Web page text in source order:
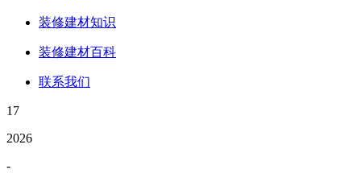
装修建材知识
装修建材百科
联系我们
17
2026
-